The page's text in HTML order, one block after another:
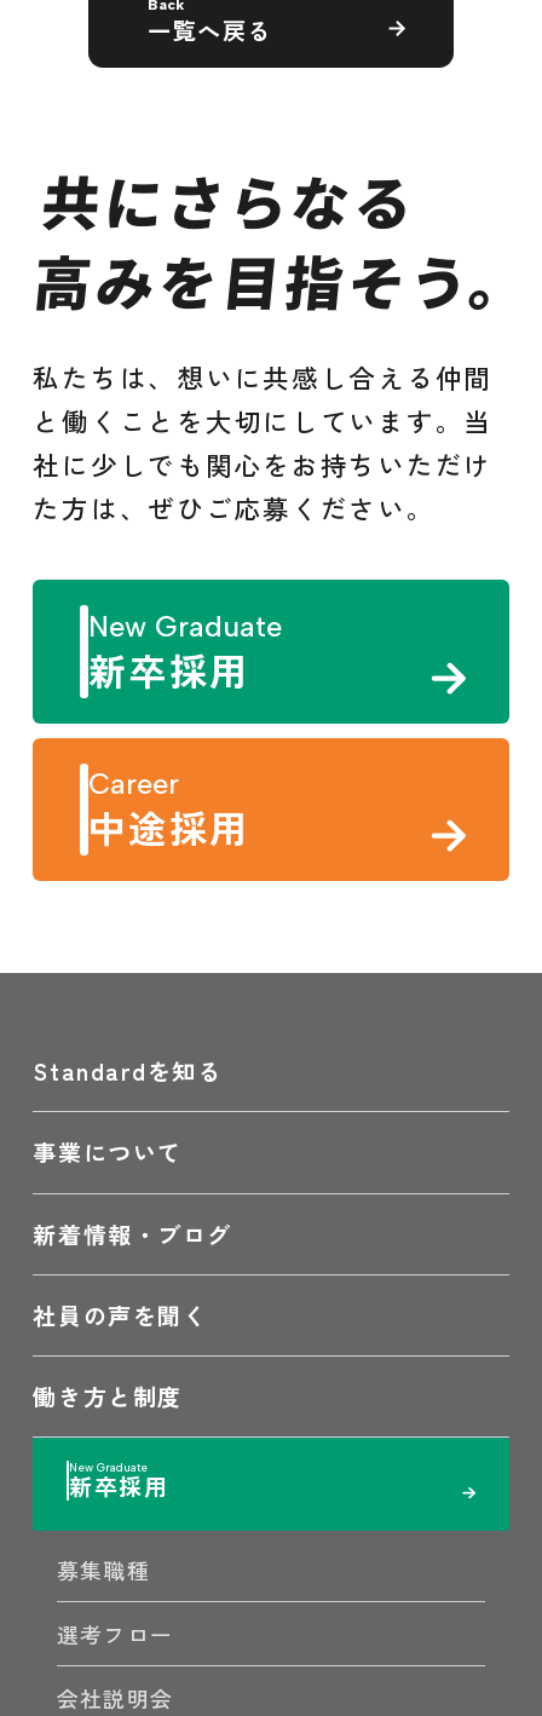
一覧へ戻る
共にさらなる
高みを目指そう。
私たちは、想いに共感し合える仲間
と働くことを大切にしています。当
社に少しでも関心をお持ちいただけ
た方は、ぜひご応募ください。
新卒採用
中途採用
Standardを知る
事業について
新着情報・ブログ
社員の声を聞く
働き方と制度
新卒採用
募集職種
選考フロー
会社説明会